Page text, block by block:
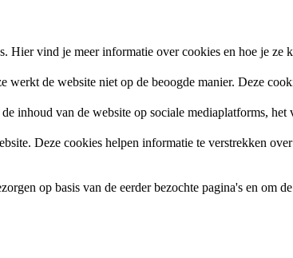
Hier vind je meer informatie over cookies en hoe je ze
de website niet op de beoogde manier. Deze
inhoud van de website op sociale mediaplatforms, het
Deze cookies helpen informatie te verstrekken
op basis van de eerder bezochte pagina's en om